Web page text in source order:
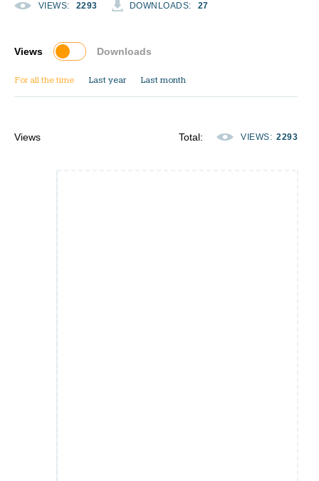
VIEWS: 2293 DOWNLOADS: 27
For all the time Last year Last month
Views Downloads
Views Total: VIEWS: 2293